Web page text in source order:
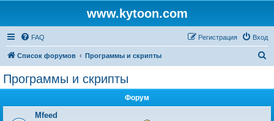
www.kytoon.com
FAQ Вход
Регистрация
Список форумов Программы и скрипты
Программы и скрипты
Форум
Mfeed